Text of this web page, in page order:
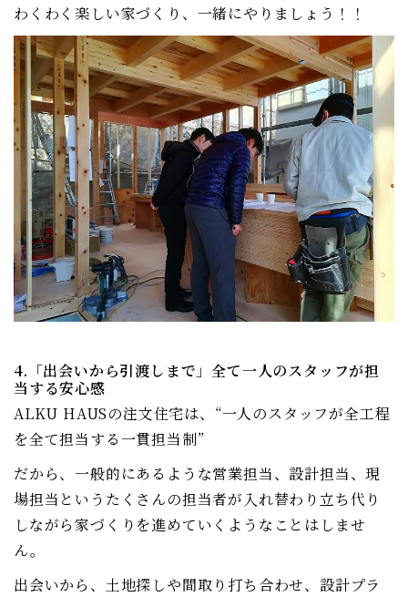
わくわく楽しい家づくり、一緒にやりましょう！！
4.「出会いから引渡しまで」全て一人のスタッフが担
当する安心感
ALKU HAUSの注文住宅は、“一人のスタッフが全工程
を全て担当する一貫担当制”
だから、一般的にあるような営業担当、設計担当、現
場担当というたくさんの担当者が入れ替わり立ち代り
しながら家づくりを進めていくようなことはしませ
ん。
出会いから、土地探しや間取り打ち合わせ、設計プラ